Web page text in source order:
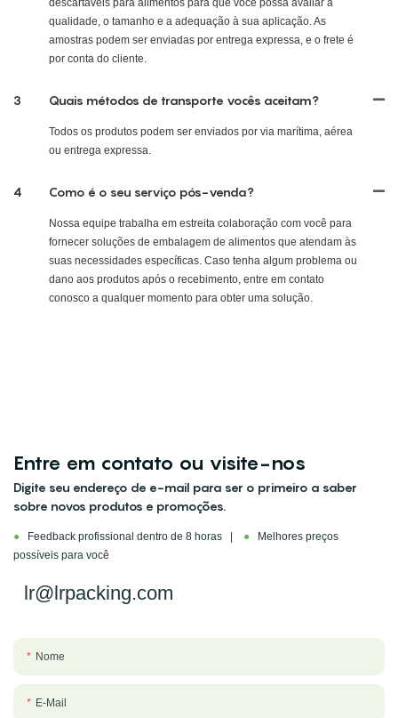
descartáveis ​​para alimentos para que você possa avaliar a
qualidade, o tamanho e a adequação à sua aplicação. As
amostras podem ser enviadas por entrega expressa, e o frete é
por conta do cliente.
3 Quais métodos de transporte vocês aceitam?
Todos os produtos podem ser enviados por via marítima, aérea
ou entrega expressa.
4 Como é o seu serviço pós-venda?
Nossa equipe trabalha em estreita colaboração com você para
fornecer soluções de embalagem de alimentos que atendam às
suas necessidades específicas. Caso tenha algum problema ou
dano aos produtos após o recebimento, entre em contato
conosco a qualquer momento para obter uma solução.
Entre em contato ou visite-nos
Digite seu endereço de e-mail para ser o primeiro a saber
sobre novos produtos e promoções.
● Feedback profissional dentro de 8 horas | ●
Melhores preços
possíveis para você
lr@lrpacking.com
Nome
E-Mail